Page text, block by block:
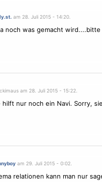
am 28. Juli 2015 - 14:20.
noch was gemacht
am 28. Juli 2015 - 15:22.
hilft nur noch ein Navi. Sorry,
am 29. Juli 2015 - 0:02.
relationen kann man nur